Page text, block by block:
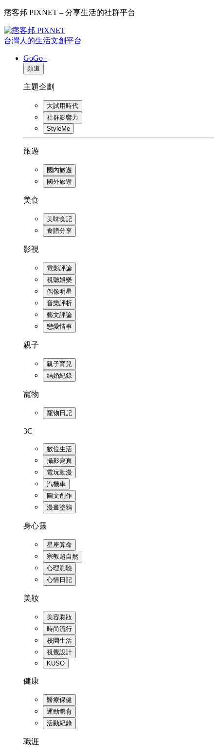
痞客邦 PIXNET – 分享生活的社群平台
台灣人的生活文創平台
GoGo+
頻道
主題企劃
大試用時代
社群影響力
StyleMe
旅遊
國內旅遊
國外旅遊
美食
美味食記
食譜分享
影視
電影評論
視聽娛樂
偶像明星
音樂評析
藝文評論
戀愛情事
親子
親子育兒
結婚紀錄
寵物
寵物日記
3C
數位生活
攝影寫真
電玩動漫
汽機車
圖文創作
漫畫塗鴉
身心靈
星座算命
宗教超自然
心理測驗
心情日記
美妝
美容彩妝
時尚流行
校園生活
視覺設計
KUSO
健康
醫療保健
運動體育
活動紀錄
職涯